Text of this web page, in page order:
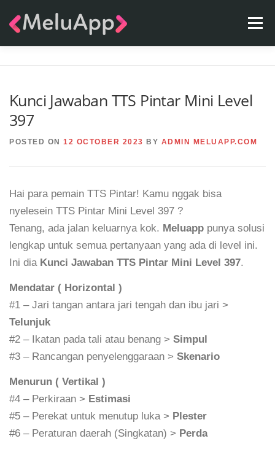
Menu
Kunci Jawaban TTS Pintar Mini Level
397
POSTED ON 12 OCTOBER 2023 BY ADMIN MELUAPP.COM
Hai para pemain TTS Pintar! Kamu nggak bisa
nyelesein TTS Pintar Mini Level 397 ?
Tenang, ada jalan keluarnya kok. Meluapp punya solusi
lengkap untuk semua pertanyaan yang ada di level ini.
Ini dia Kunci Jawaban TTS Pintar Mini Level 397.
Mendatar ( Horizontal )
#1 – Jari tangan antara jari tengah dan ibu jari >
Telunjuk
#2 – Ikatan pada tali atau benang > Simpul
#3 – Rancangan penyelenggaraan > Skenario
Menurun ( Vertikal )
#4 – Perkiraan > Estimasi
#5 – Perekat untuk menutup luka > Plester
#6 – Peraturan daerah (Singkatan) > Perda